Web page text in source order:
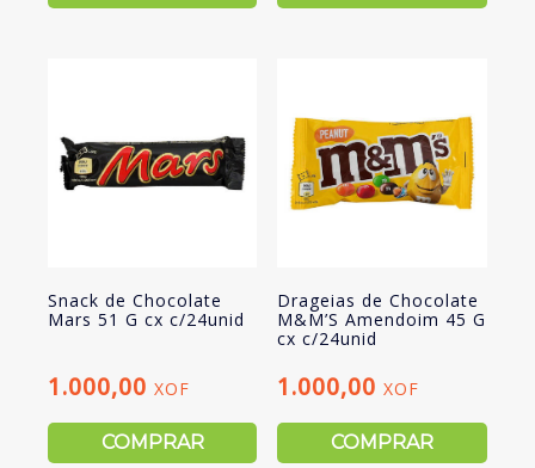
Snack de Chocolate
Mars 51 G cx c/24unid
1.000,00 XOF
COMPRAR
Drageias de Chocolate
M&M’S Amendoim 45 G
cx c/24unid
1.000,00XOF
COMPRAR